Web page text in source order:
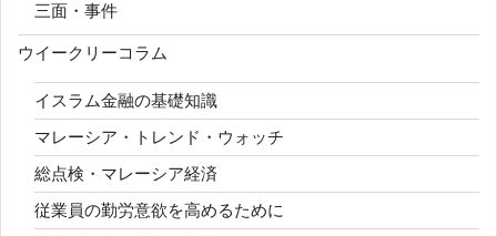
三面・事件
ウイークリーコラム
イスラム金融の基礎知識
マレーシア・トレンド・ウォッチ
総点検・マレーシア経済
従業員の勤労意欲を高めるために